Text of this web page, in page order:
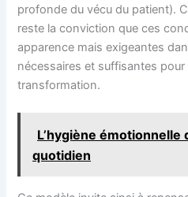
profonde du vécu du patient).
reste la conviction que ces
apparence mais exigeantes
nécessaires et suffisantes pour
transformation.
L’hygiène émotionnelle
quotidien